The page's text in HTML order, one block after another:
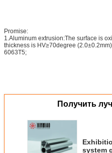
Promise:
1.Aluminum extrusion:The surface is
thickness is HV≥70degree
6063T5;
Получить
system